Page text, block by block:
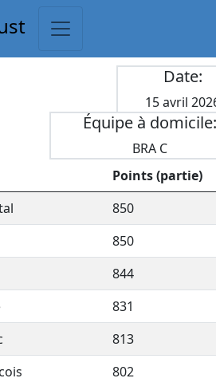
Date:
15 avril
Équipe à domicile:
BRA C
Points (partie)
850
850
844
831
813
802